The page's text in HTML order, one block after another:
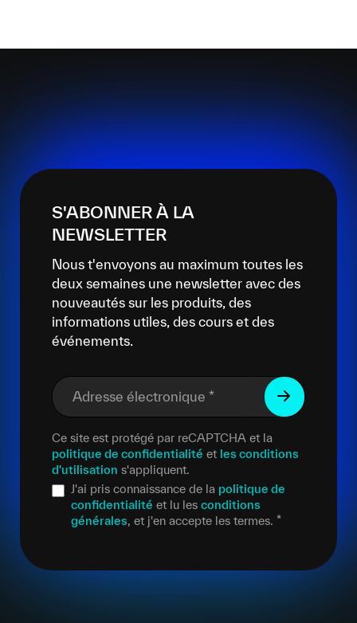
S'ABONNER À LA
NEWSLETTER
Nous t'envoyons au maximum toutes les
deux semaines une newsletter avec des
nouveautés sur les produits, des
informations utiles, des cours et des
événements.
Adresse électronique *
Ce site est protégé par reCAPTCHA et la
politique de confidentialité et les conditions
d'utilisation s'appliquent.
J'ai pris connaissance de la politique de
confidentialité et lu les conditions
générales, et j'en accepte les termes. *